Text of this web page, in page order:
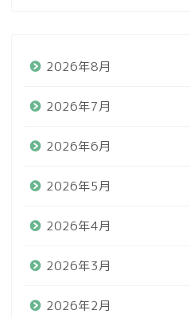
2026年8月
2026年7月
2026年6月
2026年5月
2026年4月
2026年3月
2026年2月